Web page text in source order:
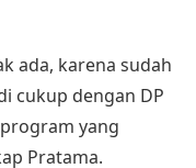
ada, karena sudah
cukup dengan DP
yang
Pratama.